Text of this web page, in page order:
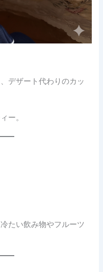
デザート代わりのカッ
ー。
たい飲み物やフルーツ